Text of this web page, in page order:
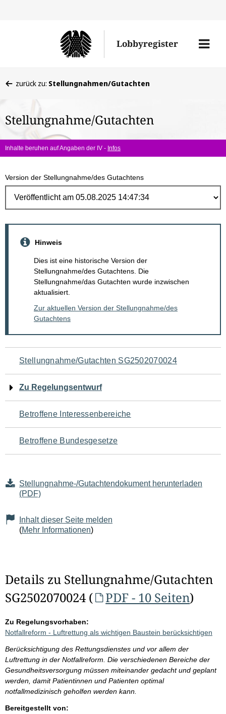
Lobbyregister
Menü
befinden
hier:
zurück zu: Stellungnahmen/Gutachten
Stellungnahme/Gutachten
Inhalte beruhen auf Angaben der IV - Infos
Version der Stellungnahme/des Gutachtens
Hinweis
Dies ist eine historische Version der
Stellungnahme/des Gutachtens. Die
Stellungnahme/das Gutachten wurde inzwischen
aktualisiert.
Zur aktuellen Version der Stellungnahme/des
Gutachtens
Navigation
für
den
Seiteninhalt
Stellungnahme/Gutachten SG2502070024
Zu Regelungsentwurf
Betroffene Interessenbereiche
Betroffene Bundesgesetze
Stellungnahme-/Gutachtendokument herunterladen
(PDF)
Inhalt dieser Seite melden
(Mehr Informationen)
Details zu Stellungnahme/Gutachten
SG2502070024 (
PDF - 10 Seiten)
Zu Regelungsvorhaben:
Notfallreform - Luftrettung als wichtigen Baustein berücksichtigen
Berücksichtigung des Rettungsdienstes und vor allem der
Luftrettung in der Notfallreform. Die verschiedenen Bereiche der
Gesundheitsversorgung müssen miteinander gedacht und geplant
werden, damit Patientinnen und Patienten optimal
notfallmedizinisch geholfen werden kann.
Bereitgestellt von: